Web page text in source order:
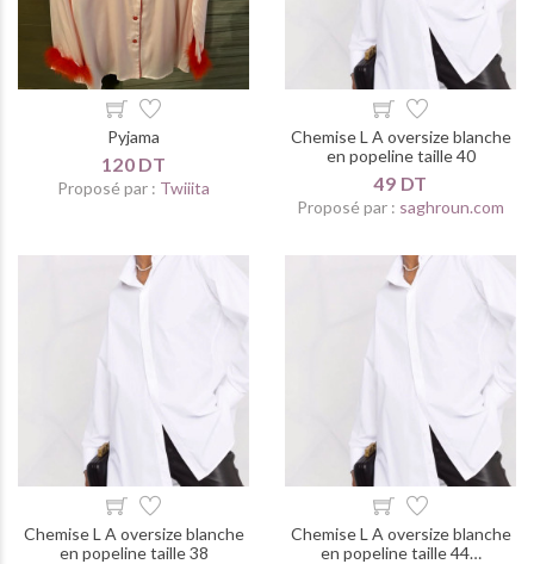
Pyjama
120 DT
Proposé par : Twiiita
Chemise L A oversize blanche
en popeline taille 40
49 DT
Proposé par : saghroun.com
Chemise L A oversize blanche
en popeline taille 38
Chemise L A oversize blanche
en popeline taille 44…